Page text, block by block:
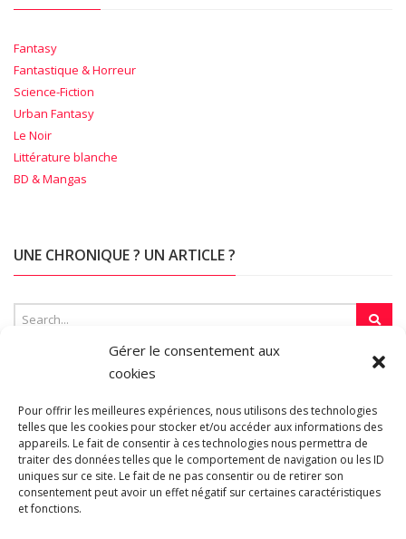
Gérer le consentement aux
cookies
Pour offrir les meilleures expériences, nous utilisons des technologies
telles que les cookies pour stocker et/ou accéder aux informations des
appareils. Le fait de consentir à ces technologies nous permettra de
traiter des données telles que le comportement de navigation ou les ID
uniques sur ce site. Le fait de ne pas consentir ou de retirer son
consentement peut avoir un effet négatif sur certaines caractéristiques
et fonctions.
Fantasy
Fantastique & Horreur
Science-Fiction
Urban Fantasy
Le Noir
Littérature blanche
BD & Mangas
UNE CHRONIQUE ? UN ARTICLE ?
SUR LA TOILE…
Blogroll